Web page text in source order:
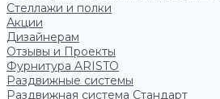
Стеллажи и полки
Акции
Дизайнерам
Отзывы и Проекты
Фурнитура ARISTO
Раздвижные системы
Раздвижная система Стандарт